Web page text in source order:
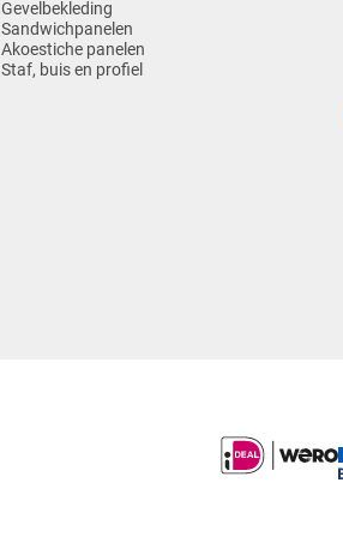
Gevelbekleding
Sandwichpanelen
Akoestiche panelen
Staf, buis en profiel